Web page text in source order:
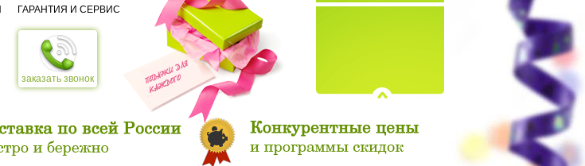
заказать звонок
ГАРАНТИЯ И СЕРВИС